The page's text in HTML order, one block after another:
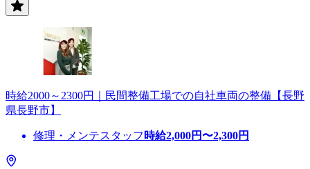
時給2000～2300円｜民間整備工場での自社車両の整備【長野
県長野市】
修理・メンテスタッフ 時給2,000円〜2,300円